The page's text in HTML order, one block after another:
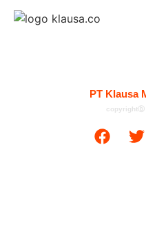
PT Klausa
copyrightⓑ